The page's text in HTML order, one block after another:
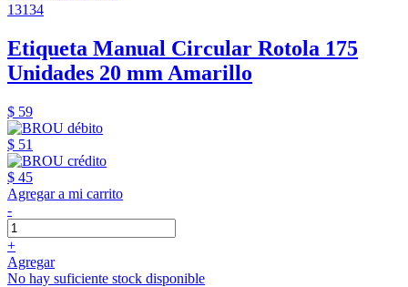
13134
Etiqueta Manual Circular Rotola 175
Unidades 20 mm Amarillo
$ 59
$ 51
$ 45
Agregar a mi carrito
-
+
Agregar
No hay suficiente stock disponible